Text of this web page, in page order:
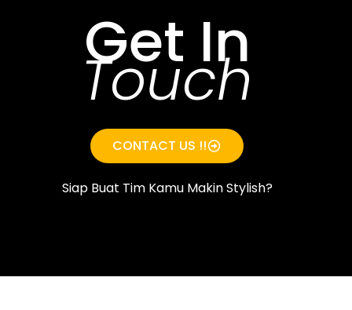
Get In
Touch
CONTACT US !!
Siap Buat Tim Kamu Makin Stylish?